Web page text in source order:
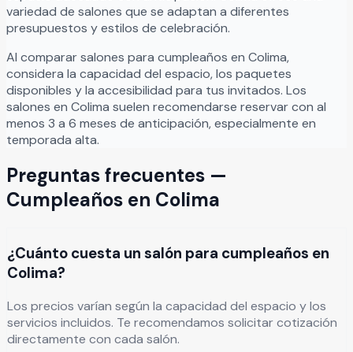
variedad de salones que se adaptan a diferentes
presupuestos y estilos de celebración.
Al comparar salones para cumpleaños en Colima,
considera la capacidad del espacio, los paquetes
disponibles y la accesibilidad para tus invitados. Los
salones en Colima suelen recomendarse reservar con al
menos 3 a 6 meses de anticipación, especialmente en
temporada alta.
Preguntas frecuentes —
Cumpleaños en Colima
¿Cuánto cuesta un salón para cumpleaños en
Colima?
Los precios varían según la capacidad del espacio y los
servicios incluidos. Te recomendamos solicitar cotización
directamente con cada salón.